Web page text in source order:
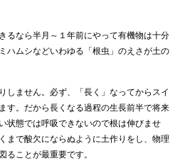
るなら半月～１年前にやって有機物は十分
ハムシなどいわゆる「根虫」のえさが土の
ません。必ず、「長く」なってからスイ
す。だから長くなる過程の生長前半で将来
状態では呼吸できないので根は伸びませ
まで酸欠にならぬように土作りをし、物理
ることが最重要です。